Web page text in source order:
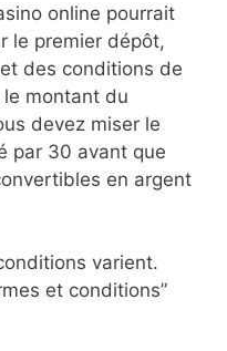
online pourrait
le premier dépôt,
des conditions de
montant du
devez miser le
par 30 avant que
en argent
varient.
et conditions”